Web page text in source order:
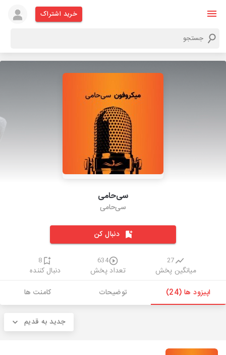
خرید اشتراک
سی‌حامی
سی‌حامی
دنبال کن
27
میانگین پخش
634
تعداد پخش
8
دنبال کننده
اپیزود ها (24)
توضیحات کامنت ها
جدید به قدیم